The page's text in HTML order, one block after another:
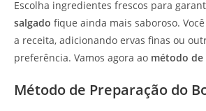
Escolha ingredientes frescos para
salgado fique ainda mais saboroso.
a receita, adicionando ervas finas ou
preferência. Vamos agora ao método de
Método de Preparação do